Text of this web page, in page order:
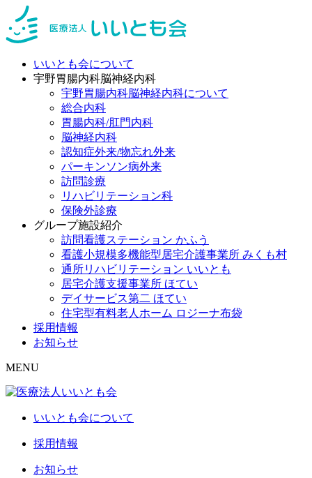
いいとも会について
宇野胃腸内科脳神経内科
宇野胃腸内科脳神経内科について
総合内科
胃腸内科/肛門内科
脳神経内科
認知症外来/物忘れ外来
パーキンソン病外来
訪問診療
リハビリテーション科
保険外診療
グループ施設紹介
訪問看護ステーション かふう
看護小規模多機能型居宅介護事業所 みくも村
通所リハビリテーション いいとも
居宅介護支援事業所 ほてい
デイサービス第二 ほてい
住宅型有料老人ホーム ロジーナ布袋
採用情報
お知らせ
MENU
いいとも会について
採用情報
お知らせ